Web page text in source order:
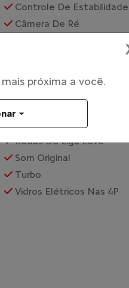
Controle De Estabilidade
Câmera De Ré
Distribuição Eletrônica
Gps
Para-Choques Na Cor
Rodas De Liga Leve
Som Original
Turbo
Vidros Elétricos Nas 4P
próxima a você.